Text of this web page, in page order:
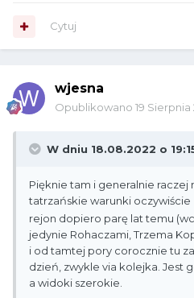
Cytuj
wjesna
Opublikowano 19 Sierpnia
W dniu 18.08.2022 o
Pięknie tam i generalnie raczej
tatrzańskie warunki oczywiście
rejon dopiero parę lat temu
jedynie Rohaczami, Trzema
i od tamtej pory corocznie tu
dzień, zwykle via kolejka. Jest
a widoki szerokie.